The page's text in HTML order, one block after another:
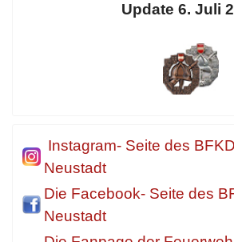
Update 6. Juli
Instagram- Seite des
Neustadt
Die Facebook- Seite des
Neustadt